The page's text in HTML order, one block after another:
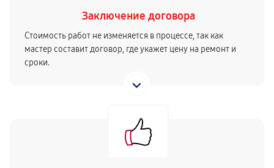
Заключение договора
Стоимость работ не изменяется в процессе, так как
мастер составит договор, где укажет цену на ремонт и
сроки.